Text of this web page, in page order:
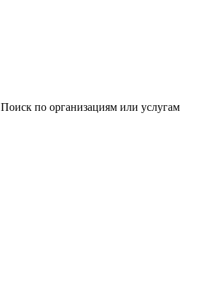
Поиск по организациям или услугам